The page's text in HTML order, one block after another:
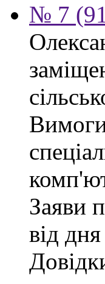
№ 7
Заяви
від дня